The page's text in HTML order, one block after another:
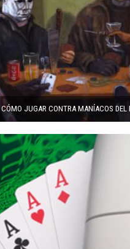
CÓMO JUGAR CONTRA MANÍACOS DEL